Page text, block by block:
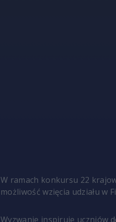
W ramach konkursu 22
możliwość wzięcia udziału w
Wyzwanie inspiruje uczniów